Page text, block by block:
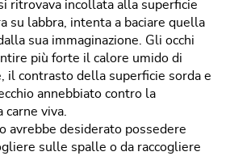
ritrovava incollata alla superficie
su labbra, intenta a baciare quella
sua immaginazione. Gli occhi
più forte il calore umido di
il contrasto della superficie sorda e
annebbiato contro la
carne viva.
avrebbe desiderato possedere
sulle spalle o da raccogliere